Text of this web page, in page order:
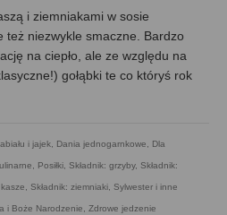
i ziemniakami w sosie
też niezwykle smaczne. Bardzo
na ciepło, ale ze względu na
gołąbki te co któryś rok
i jajek, Dania jednogarnkowe, Dla
, Posiłki, Składnik: grzyby, Składnik:
, Składnik: ziemniaki, Sylwester i inne
i Boże Narodzenie, Zdrowe jedzenie